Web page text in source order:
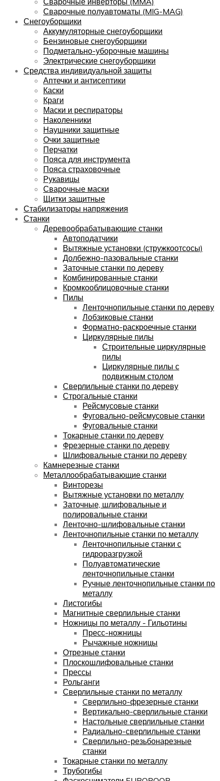
Сварочные полуавтоматы (MIG-MAG)
Снегоуборщики
Аккумуляторные снегоуборщики
Бензиновые снегоуборщики
Подметально-уборочные машины
Электрические снегоуборщики
Средства индивидуальной защиты
Аптечки и антисептики
Каски
Краги
Маски и респираторы
Наколенники
Наушники защитные
Очки защитные
Перчатки
Пояса для инструмента
Пояса страховочные
Рукавицы
Сварочные маски
Щитки защитные
Стабилизаторы напряжения
Станки
Деревообрабатывающие станки
Автоподатчики
Вытяжные установки (стружкоотсосы)
Долбежно-пазовальные станки
Заточные станки по дереву
Комбинированные станки
Кромкооблицовочные станки
Пилы
Ленточнопильные станки по дереву
Лобзиковые станки
Форматно-раскроечные станки
Циркулярные пилы
Строительные циркулярные
пилы
Циркулярные пилы с
подвижным столом
Сверлильные станки по дереву
Строгальные станки
Рейсмусовые станки
Фуговально-рейсмусовые станки
Фуговальные станки
Токарные станки по дереву
Фрезерные станки по дереву
Шлифовальные станки по дереву
Камнерезные станки
Металлообрабатывающие станки
Винторезы
Вытяжные установки по металлу
Заточные, шлифовальные и
полировальные станки
Ленточно-шлифовальные станки
Ленточнопильные станки по металлу
Ленточнопильные станки с
гидроразгрузкой
Полуавтоматические
ленточнопильные станки
Ручные ленточнопильные станки по
металлу
Листогибы
Магнитные сверлильные станки
Ножницы по металлу - Гильотины
Пресс-ножницы
Рычажные ножницы
Отрезные станки
Плоскошлифовальные станки
Прессы
Рольганги
Сверлильные станки по металлу
Cверлильно-фрезерные станки
Вертикально-сверлильные станки
Настольные сверлильные станки
Радиально-сверлильные станки
Сверлильно-резьбонарезные
станки
Токарные станки по металлу
Трубогибы